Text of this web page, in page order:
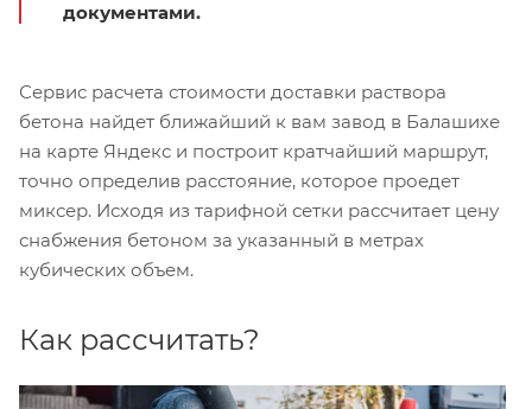
документами.
Сервис расчета стоимости доставки раствора
бетона найдет ближайший к вам завод в Балашихе
на карте Яндекс и построит кратчайший маршрут,
точно определив расстояние, которое проедет
миксер. Исходя из тарифной сетки рассчитает цену
снабжения бетоном за указанный в метрах
кубических объем.
Как рассчитать?